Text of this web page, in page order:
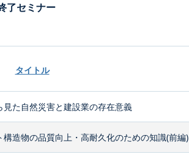
了セミナー
タイトル
見た自然災害と建設業の存在意義
構造物の品質向上・高耐久化のための知識(前編)